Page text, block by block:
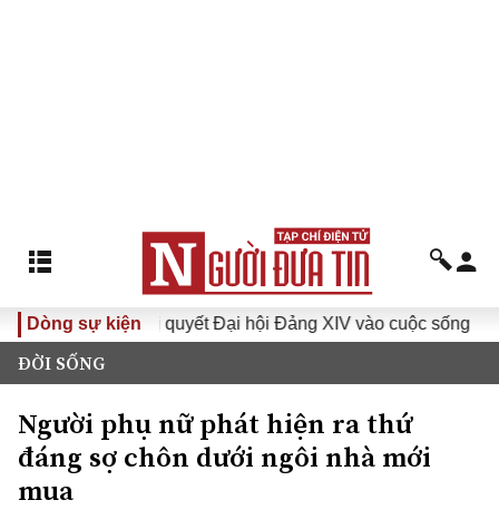
Dòng sự kiện
Đưa Nghị quyết Đại hội Đảng XIV vào cuộc sống
ĐỜI SỐNG
Người phụ nữ phát hiện ra thứ
đáng sợ chôn dưới ngôi nhà mới
mua